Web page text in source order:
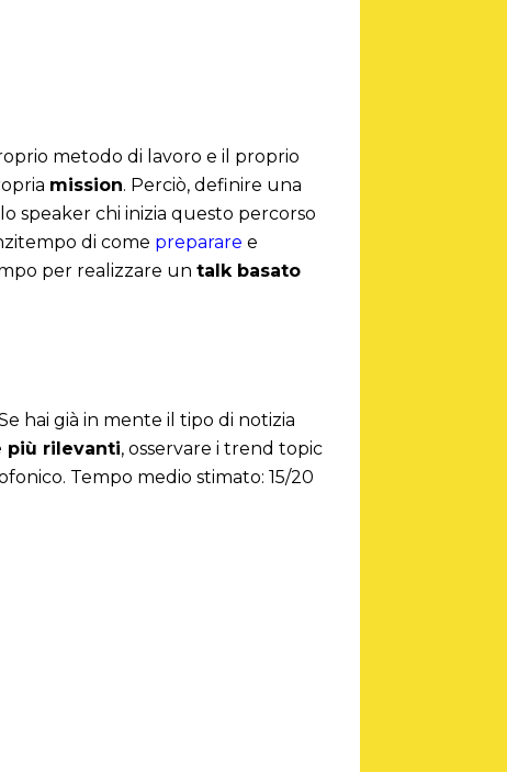
metodo di lavoro e il proprio
mission. Perciò, definire una
speaker chi inizia questo percorso
di come preparare e
per realizzare untalk basato
hai già in mente il tipo di notizia
più rilevanti, osservare i trend topic
Tempo medio stimato: 15/20